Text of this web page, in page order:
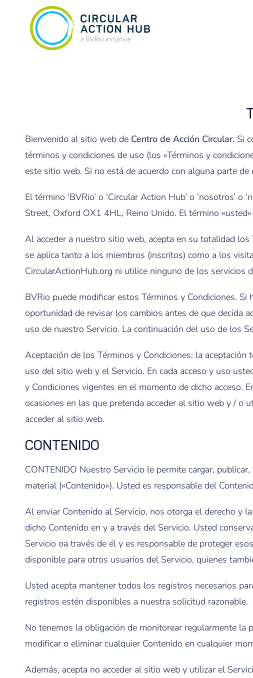
Bienvenido al sitio web de Centro de Acción Circular. Si
términos y condiciones de uso (los «Términos y
este sitio web. Si no está de acuerdo con alguna parte
El término ‘BVRio’ o ‘Circular Action Hub’ o ‘nosotros’
Street, Oxford OX1 4HL, Reino Unido. El término
Al acceder a nuestro sitio web, acepta en su totalidad
se aplica tanto a los miembros (inscritos) como a los
CircularActionHub.org ni utilice ninguno de los servicios
BVRio puede modificar estos Términos y Condiciones.
oportunidad de revisar los cambios antes de que decida
uso de nuestro Servicio. La continuación del uso de los
Aceptación de los Términos y Condiciones: la
uso del sitio web y el Servicio. En cada acceso y uso
y Condiciones vigentes en el momento de dicho acceso.
ocasiones en las que pretenda acceder al sitio web y / o
acceder al sitio web.
CONTENIDO
CONTENIDO Nuestro Servicio le permite cargar,
material («Contenido»). Usted es responsable del
Al enviar Contenido al Servicio, nos otorga el derecho y
dicho Contenido en y a través del Servicio. Usted
Servicio oa través de él y es responsable de proteger
disponible para otros usuarios del Servicio, quienes
Usted acepta mantener todos los registros necesarios
registros estén disponibles a nuestra solicitud razonable.
No tenemos la obligación de monitorear regularmente la
modificar o eliminar cualquier Contenido en cualquier
Además, acepta no acceder al sitio web y utilizar el